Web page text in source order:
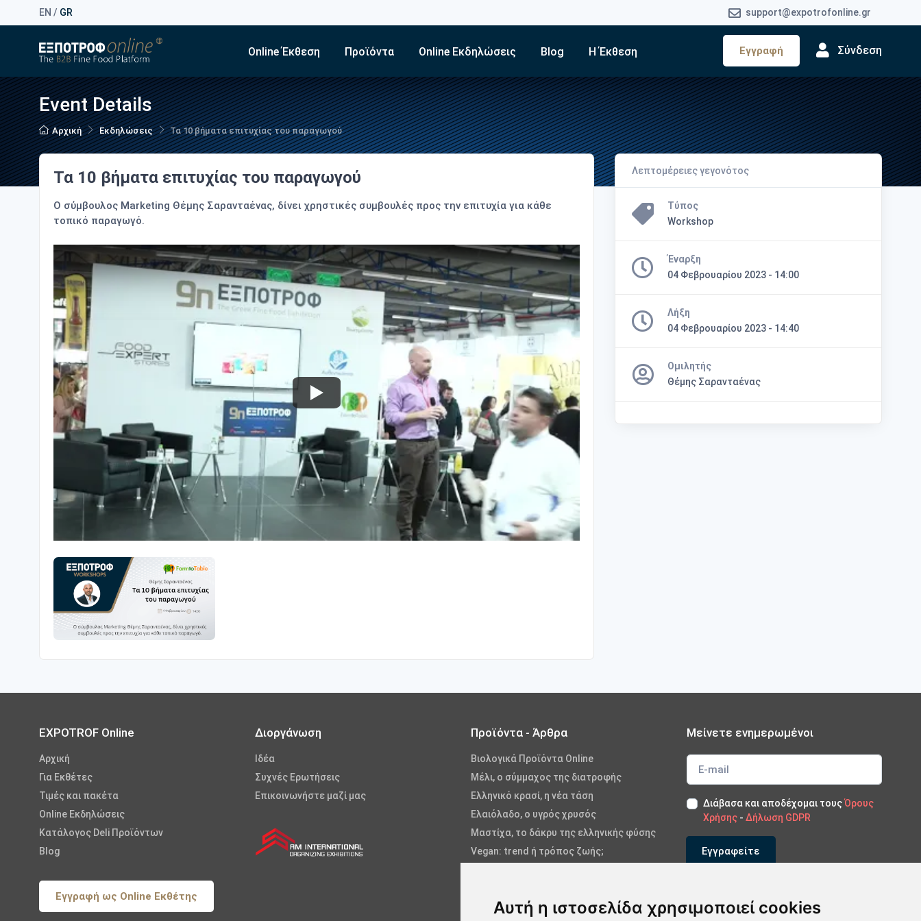
Αυτή η ιστοσελίδα χρησιμοποιεί cookies
EN / GR support@expotrofonline.gr
Εγγραφή Σύνδεση
Online Έκθεση Προϊόντα Online Εκδηλώσεις Blog Η Έκθεση
Event Details
Αρχική Εκδηλώσεις Τα 10 βήματα επιτυχίας του παραγωγού
Τα 10 βήματα επιτυχίας του παραγωγού
Ο σύμβουλος Marketing Θέμης Σαρανταένας, δίνει χρηστικές συμβουλές προς την επιτυχία για κάθε
τοπικό παραγωγό.
Λεπτομέρειες γεγονότος
Τύπος
Workshop
Έναρξη
04 Φεβρουαρίου 2023 - 14:00
Λήξη
04 Φεβρουαρίου 2023 - 14:40
Ομιλητής
Θέμης Σαρανταένας
EXPOTROF Online
Αρχική
Για Εκθέτες
Τιμές και πακέτα
Online Εκδηλώσεις
Κατάλογος Deli Προϊόντων
Blog
Εγγραφή ως Online Εκθέτης
Διοργάνωση
Iδέα
Συχνές Ερωτήσεις
Επικοινωνήστε μαζί μας
Προϊόντα - Άρθρα
Βιολογικά Προϊόντα Online
Μέλι, ο σύμμαχος της διατροφής
Ελληνικό κρασί, η νέα τάση
Ελαιόλαδο, ο υγρός χρυσός
Μαστίχα, το δάκρυ της ελληνικής φύσης
Vegan: trend ή τρόπος ζωής;
Αλόη, η θεραπευτική
Μείνετε ενημερωμένοι
Διάβασα και αποδέχομαι τουςΌρους
Χρήσης - Δήλωση GDPR
Εγγραφείτε